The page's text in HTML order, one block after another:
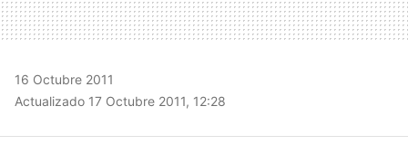
16 Octubre 2011
Actualizado 17 Octubre 2011, 12:28